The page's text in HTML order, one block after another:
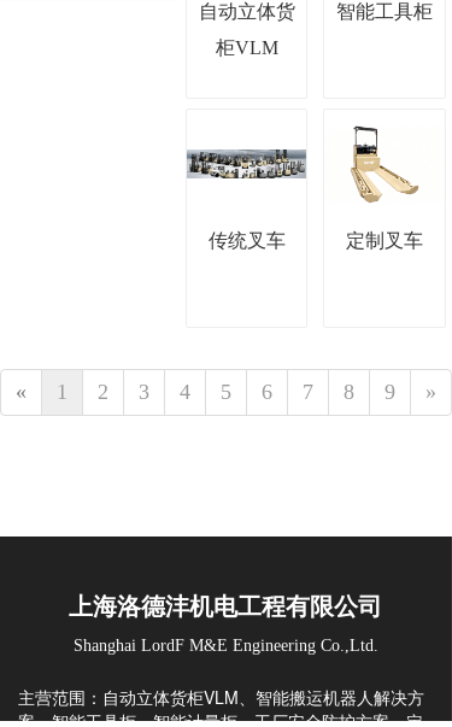
自动立体货
柜VLM
智能工具柜
传统叉车 定制叉车
« 1 2 3 4 5 6 7 8 9 »
上海洛德沣机电工程有限公司
Shanghai LordF M&E Engineering Co.,Ltd.
主营范围：自动立体货柜VLM、智能搬运机器人解决方
案、智能工具柜、智能计量柜、工厂安全防护方案、定